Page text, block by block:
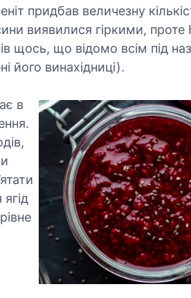
придбав величезну
виявилися гіркими,
щось, що відомо всім під
його винахідниці).
в